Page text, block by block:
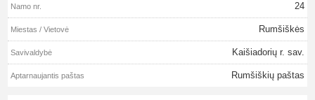
24
Rumšiškės
Kaišiadorių r. sav.
Rumšiškių paštas